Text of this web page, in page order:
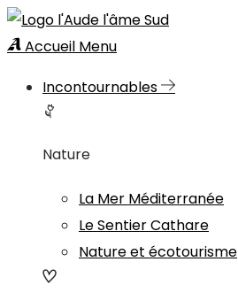
Accueil Menu
Incontournables
Nature
La Mer Méditerranée
Le Sentier Cathare
Nature et écotourisme